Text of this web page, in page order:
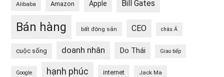
Alibaba Amazon Apple Bill Gates
Bán hàng bất động sản CEO châu Á
cuộc sống doanh nhân Do Thái Giao tiếp
Google hạnh phúc internet Jack Ma